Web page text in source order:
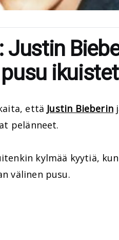
Justin
että Justin Bieberin
pelänneet.
kylmää kyytiä,
välinen pusu.